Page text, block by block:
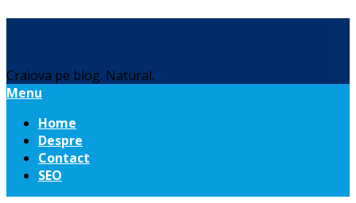
Craiova pe blog. Natural.
Menu
Home
Despre
Contact
SEO